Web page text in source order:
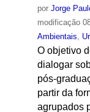
por Jorge
modificação
Ambientais
O objetivo
dialogar
pós-
partir da
agrupados